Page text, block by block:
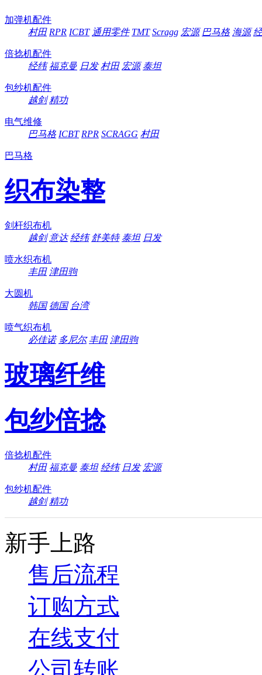
加弹机配件
村田 RPR ICBT 通用零件 TMT Scragg 宏源 巴马格 海源
倍捻机配件
经纬 福克曼 日发 村田 宏源 泰坦
包纱机配件
越剑 精功
电气维修
巴马格 ICBT RPR SCRAGG 村田
巴马格
织布染整
剑杆织布机
越剑 意达 经纬 舒美特 泰坦 日发
喷水织布机
丰田 津田驹
大圆机
韩国 德国 台湾
喷气织布机
必佳诺 多尼尔 丰田 津田驹
玻璃纤维
包纱倍捻
倍捻机配件
村田 福克曼 泰坦 经纬 日发 宏源
包纱机配件
越剑 精功
新手上路
售后流程
订购方式
在线支付
公司转账